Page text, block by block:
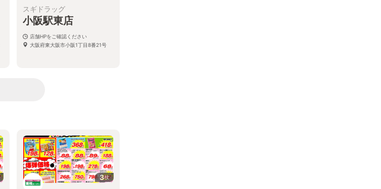
スギドラッグ
小阪駅東店
店舗HPをご確認ください
大阪府東大阪市小阪1丁目8番21号
3枚